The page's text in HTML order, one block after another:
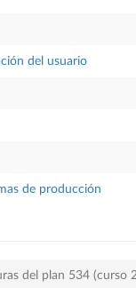
del usuario
de producción
del plan 534 (curso